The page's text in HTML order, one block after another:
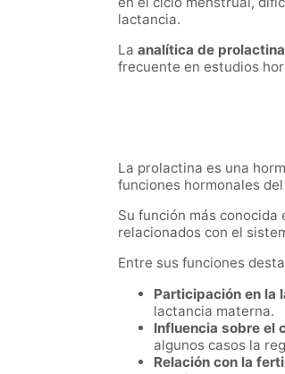
lactancia.
La analítica de
frecuente en estudios
La prolactina es una
funciones hormonales
Su función más
relacionados con el
Entre sus funciones
Participación en la
lactancia materna.
Influencia sobre el
algunos casos la
Relación con la